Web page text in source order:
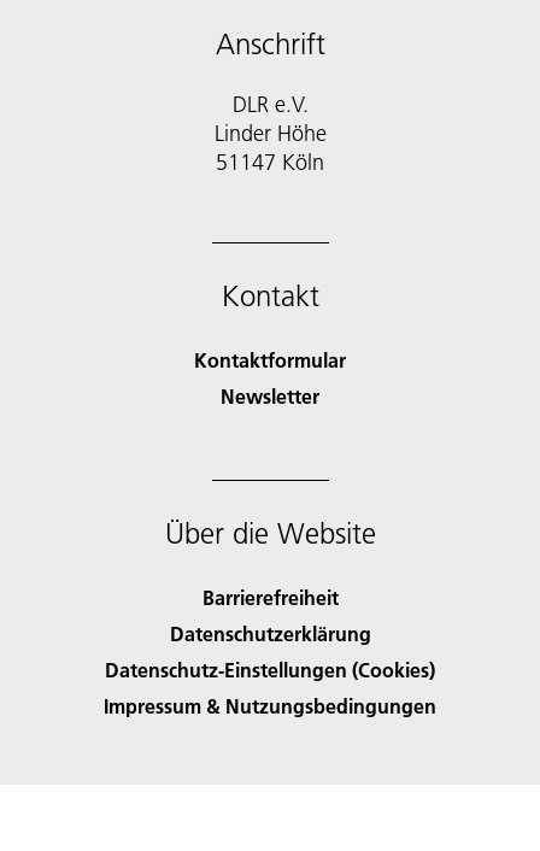
Anschrift
DLR e.V.
Linder Höhe
51147 Köln
Kontakt
Kontaktformular
Newsletter
Über die Website
Barrierefreiheit
Datenschutzerklärung
Datenschutz-Einstellungen (Cookies)
Impressum & Nutzungsbedingungen